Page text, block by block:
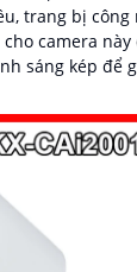
trang bị công
sáng kép để